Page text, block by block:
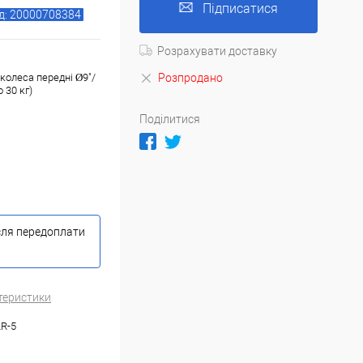
20000708384
передні Ø9"/
30 кг)
передоплати
5
Підписатися
Розрахувати доставку
Розпродано
Поділитися